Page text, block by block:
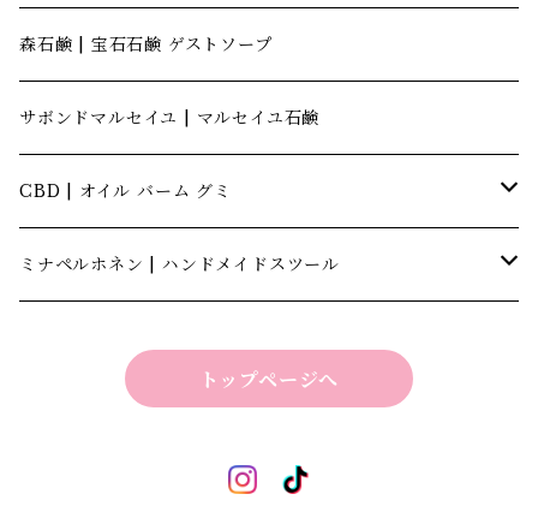
森石鹸 | 宝石石鹸 ゲストソープ
サボンドマルセイユ | マルセイユ石鹸
CBD | オイル バーム グミ
キャナテック | CannaTech
ミナペルホネン | ハンドメイドスツール
折り畳みスツール
トップページへ